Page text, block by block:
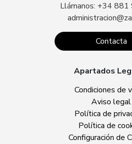
Llámanos: +34
Contacta
Apartados
Condiciones de
Aviso legal
Política de
Política de
Configuración de